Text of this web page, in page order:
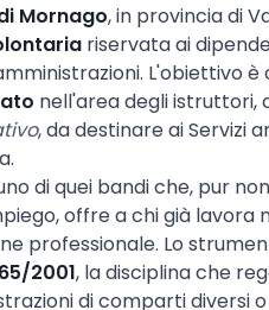
Mornago, in provincia di
riservata ai
L'obiettivo
nell'area degli istruttori,
, da destinare ai Servizi
di quei bandi che, pur
offre a chi già lavora
professionale. Lo
2001, la disciplina che
di comparti diversi